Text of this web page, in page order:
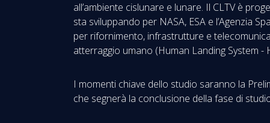
all’ambiente cislunare e lunare. Il CLTV è
sta sviluppando per NASA, ESA e l’Agenzia
per rifornimento, infrastrutture e
atterraggio umano (Human Landing System
I momenti chiave dello studio saranno la
che segnerà la conclusione della fase di